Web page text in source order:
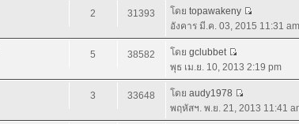
2 31393 โดย topawakeny
อังคาร มี.ค. 03, 2015 11:31 am
5 38582 โดย gclubbet
พุธ เม.ย. 10, 2013 2:19 pm
3 33648 โดย audy1978
พฤหัสฯ. พ.ย. 21, 2013 11:41